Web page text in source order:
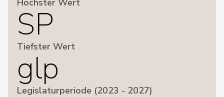
Höchster Wert
SP
Tiefster Wert
glp
Legislaturperiode (2023 - 2027)